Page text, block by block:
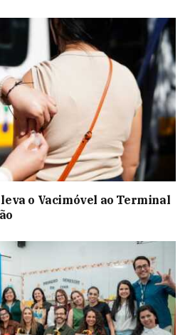
o Vacimóvel ao Terminal